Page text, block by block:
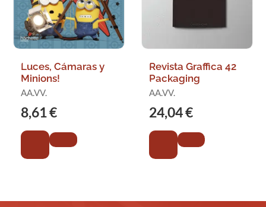
Luces, Cámaras y
Minions!
AA.VV.
8,61 €
Revista Graffica 42
Packaging
AA.VV.
24,04 €